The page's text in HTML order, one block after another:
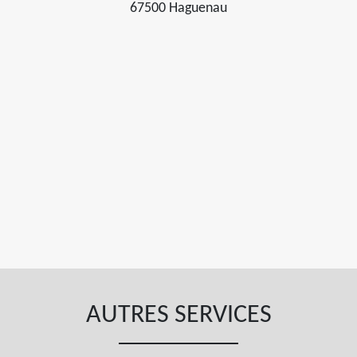
67500 Haguenau
AUTRES SERVICES